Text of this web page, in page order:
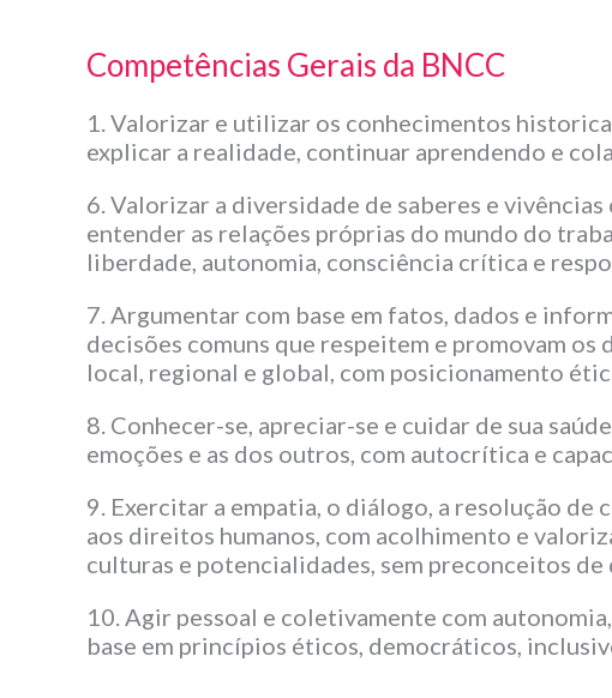
Competências Gerais da BNCC
1. Valorizar e utilizar os conhecimentos
explicar a realidade, continuar aprendendo e
6. Valorizar a diversidade de saberes e
entender as relações próprias do mundo do
liberdade, autonomia, consciência crítica e
7. Argumentar com base em fatos, dados e
decisões comuns que respeitem e promovam
local, regional e global, com posicionamento
8. Conhecer-se, apreciar-se e cuidar de sua
emoções e as dos outros, com autocrítica e
9. Exercitar a empatia, o diálogo, a resolução
aos direitos humanos, com acolhimento e
culturas e potencialidades, sem preconceitos de
10. Agir pessoal e coletivamente com
base em princípios éticos, democráticos,